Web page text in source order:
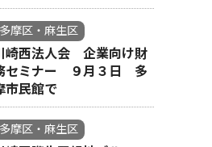
多摩区・麻生区
崎西法人会 企業向け財
セミナー ９月３日 多
市民館で
多摩区・麻生区